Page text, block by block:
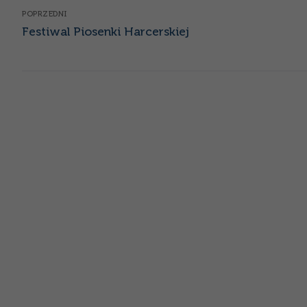
Nawigacja
wpisu
POPRZEDNI
Poprzedni
Festiwal Piosenki Harcerskiej